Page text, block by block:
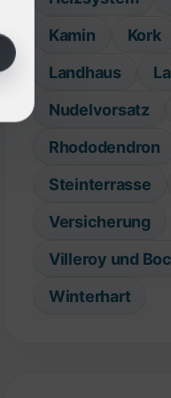
Kamin
Kork
Landhaus
Nudelvorsatz
Rhododendron
Steinterrasse
Versicherung
Villeroy und
Winterhart